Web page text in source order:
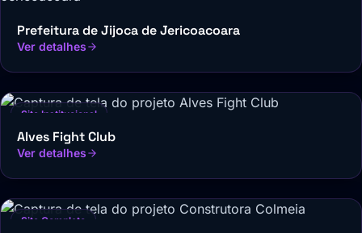
Prefeitura de Jijoca de Jericoacoara
Ver detalhes
Site Institucional
Alves Fight Club
Ver detalhes
Site Completo